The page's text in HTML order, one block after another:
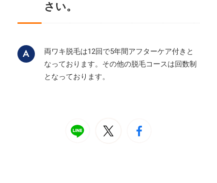
さい。
両ワキ脱毛は12回で5年間アフターケア付きと
なっております。その他の脱毛コースは回数制
となっております。